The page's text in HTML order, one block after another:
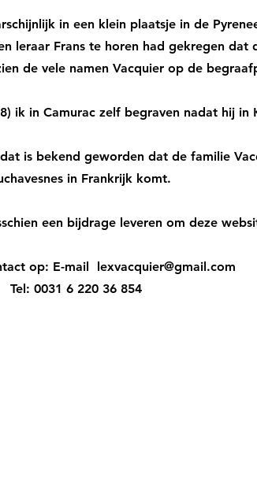
in een klein plaatsje in de
leraar Frans te horen had gekregen dat
de vele namen Vacquier op de
ik in Camurac zelf begraven nadat hij in
is bekend geworden dat de familie
in Frankrijk komt.
een bijdrage leveren om deze
op: E-mail lexvacquier@gmail.com
Tel: 0031 6 220 36 854